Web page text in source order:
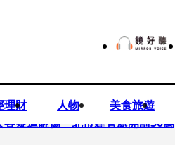
理財 人物 美食旅遊
疑遭砸傷 北市建管處開罰30萬